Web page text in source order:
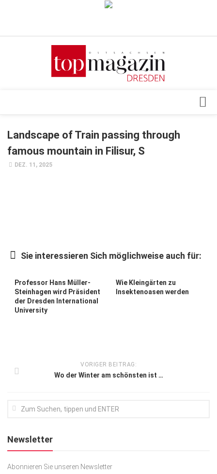
Verkaufsstellen
Top Gesundheitsforum Dresden / Ostsachsen
Mediadaten
Events
Lifestyle
Podcast
Top Branchen
Landscape of Train passing through
famous mountain in Filisur, S
DEZ. 11, 2025
Sie interessieren Sich möglichweise auch für:
Professor Hans Müller-
Steinhagen wird Präsident
der Dresden International
University
Wie Kleingärten zu
Insektenoasen werden
VORIGER BEITRAG:
Wo der Winter am schönsten ist …
Newsletter
Abonnieren Sie unseren Newsletter